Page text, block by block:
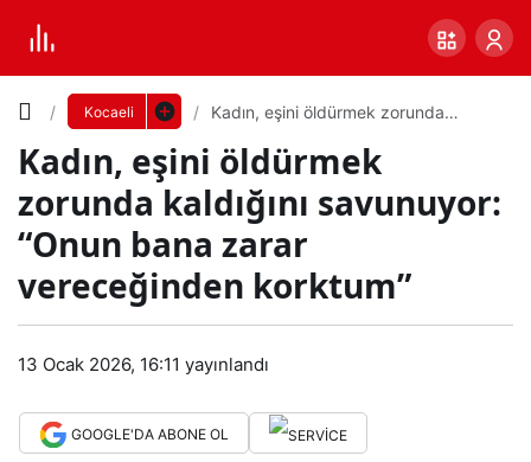
Kocaeli
Kadın, eşini öldürmek zorunda
zarar vereceğinden korktum”
Kadın, eşini öldürmek
zorunda kaldığını savunuyor:
“Onun bana zarar
vereceğinden korktum”
13 Ocak 2026, 16:11 yayınlandı
GOOGLE'DA ABONE OL
Kadı
eşin
i
Yazı
Boyutunu
Küçük 100% Dev
Varsayılana
0